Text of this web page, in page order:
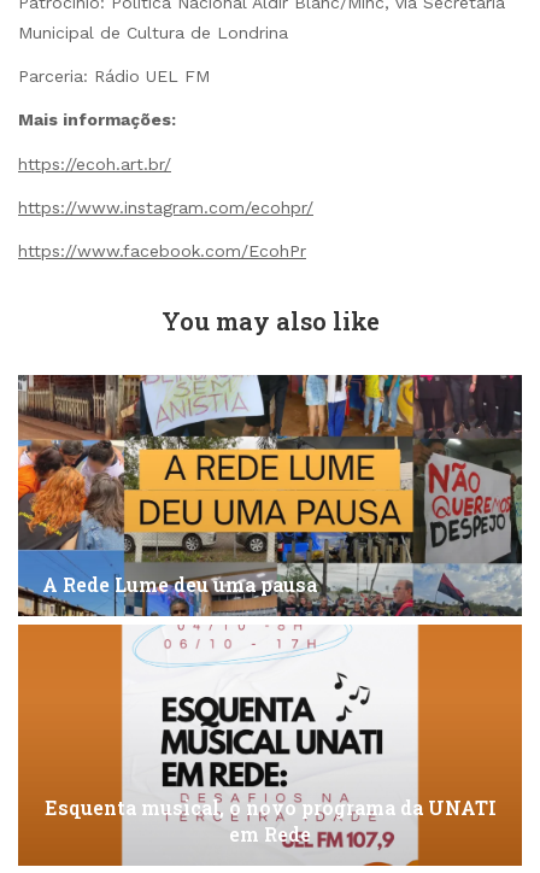
Municipal de Cultura de Londrina
Parceria: Rádio UEL FM
Mais informações:
https://ecoh.art.br/
https://www.instagram.com/ecohpr/
https://www.facebook.com/EcohPr
You may also like
A Rede Lume deu uma pausa
Esquenta musical, o novo programa da UNATI
em Rede